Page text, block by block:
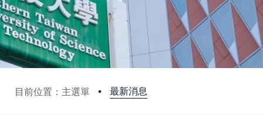
目前位置：主選單 最新消息